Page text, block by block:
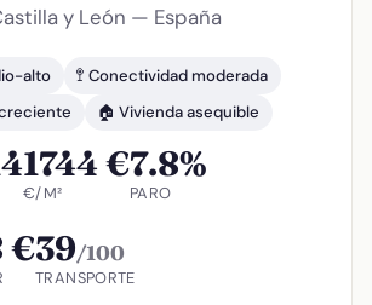
y León — España
alto
🚏 Conectividad moderada
🏠 Vivienda asequible
1744 €
€/M²
7.8%
PARO
€39/100
TRANSPORTE